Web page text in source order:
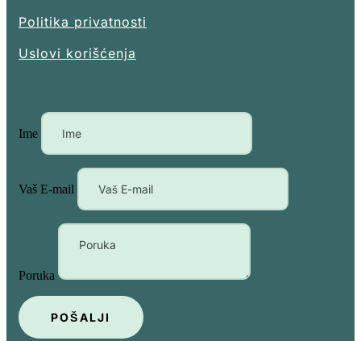
Politika privatnosti
Uslovi korišćenja
Ime
Vaš E-mail
Poruka
POŠALJI